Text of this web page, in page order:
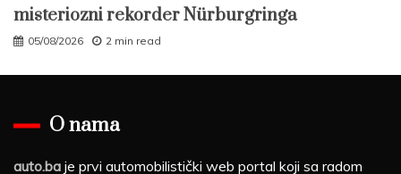
misteriozni rekorder Nürburgringa
05/08/2026 2 min read
O nama
auto.ba je prvi automobilistički web portal koji sa radom